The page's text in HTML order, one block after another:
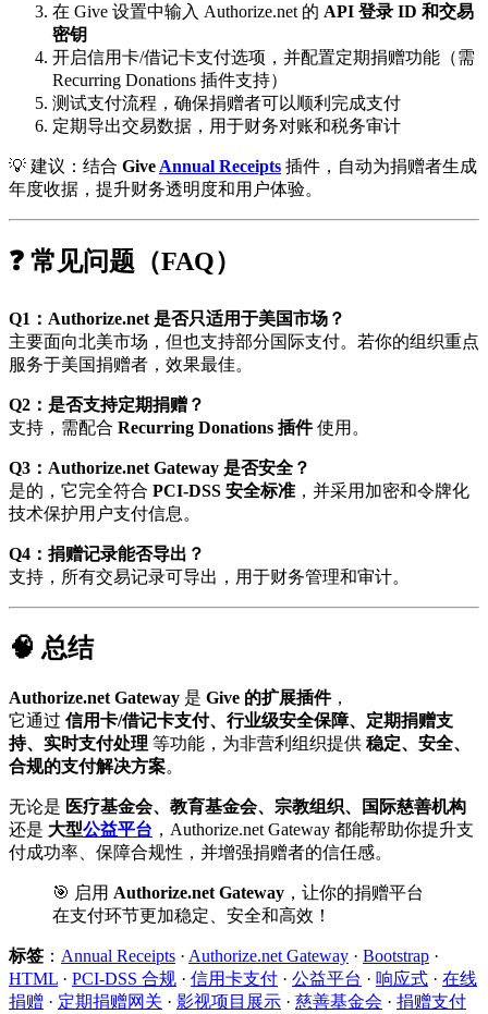
在 Give 设置中输入 Authorize.net 的 API 登录 ID 和交易
密钥
开启信用卡/借记卡支付选项，并配置定期捐赠功能（需
Recurring Donations 插件支持）
测试支付流程，确保捐赠者可以顺利完成支付
定期导出交易数据，用于财务对账和税务审计
💡 建议：结合 Give Annual Receipts 插件，自动为捐赠者生成
年度收据，提升财务透明度和用户体验。
❓ 常见问题（FAQ）
Q1：Authorize.net 是否只适用于美国市场？
主要面向北美市场，但也支持部分国际支付。若你的组织重点
服务于美国捐赠者，效果最佳。
Q2：是否支持定期捐赠？
支持，需配合 Recurring Donations 插件使用。
Q3：Authorize.net Gateway 是否安全？
是的，它完全符合 PCI-DSS 安全标准 ，并采用加密和令牌化
技术保护用户支付信息。
Q4：捐赠记录能否导出？
支持，所有交易记录可导出，用于财务管理和审计。
🧠 总结
Authorize.net Gateway 是 Give 的扩展插件，
它通过 信用卡/借记卡支付、行业级安全保障、定期捐赠支
持、实时支付处理 等功能，为非营利组织提供 稳定、安全、
合规的支付解决方案。
无论是 医疗基金会、教育基金会、宗教组织、国际慈善机构
还是 大型公益平台 ，Authorize.net Gateway 都能帮助你提升支
付成功率、保障合规性，并增强捐赠者的信任感。
🎯 启用 Authorize.net Gateway ，让你的捐赠平台
在支付环节更加稳定、安全和高效！
标签 ： Annual Receipts · Authorize.net Gateway · Bootstrap ·
HTML · PCI-DSS 合规 · 信用卡支付 · 公益平台 · 响应式 · 在线
捐赠 · 定期捐赠网关 · 影视项目展示 · 慈善基金会 · 捐赠支付